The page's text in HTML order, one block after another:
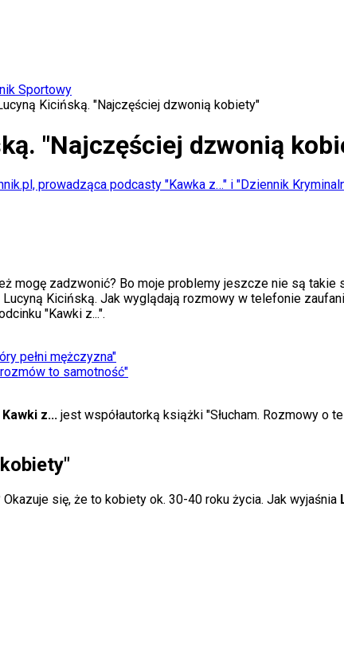
Sportowy
Kicińską. "Najczęściej dzwonią kobiety"
"Najczęściej dzwonią
prowadząca podcasty "Kawka z…" i "Dziennik
mogę zadzwonić? Bo moje problemy jeszcze nie są
Kicińską. Jak wyglądają rozmowy w telefonie
"Kawki z...".
pełni mężczyzna"
to samotność"
Kawki z... jest współautorką książki "Słucham. Rozmowy o
się, że to kobiety ok. 30-40 roku życia. Jak wyjaśnia